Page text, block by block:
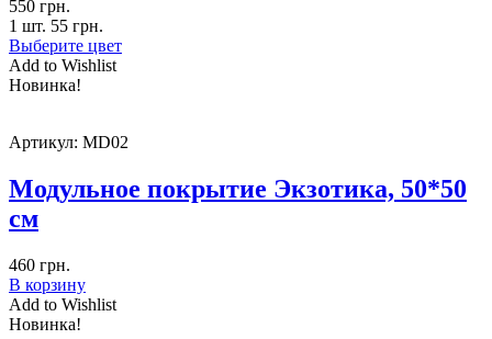
550 грн.
1 шт. 55 грн.
Выберите цвет
Add to Wishlist
Новинка!
Артикул: MD02
Модульное покрытие Экзотика, 50*50
см
460 грн.
В корзину
Add to Wishlist
Новинка!